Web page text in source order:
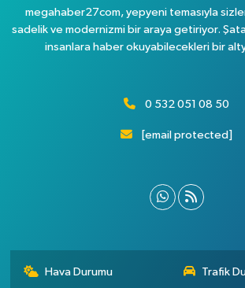
megahaber27com, yepyeni temasıyla
sadelik ve modernizmi bir araya getiriyor.
insanlara haber okuyabilecekleri bir
0 532 051 08 50
[email protected]
Hava Durumu Trafik